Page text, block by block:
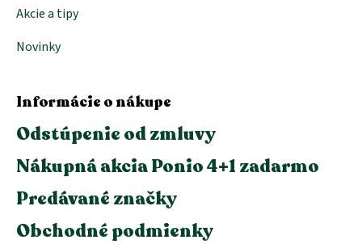
Akcie a tipy
Novinky
Informácie o nákupe
Odstúpenie od zmluvy
Nákupná akcia Ponio 4+1 zadarmo
Predávané značky
Obchodné podmienky